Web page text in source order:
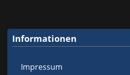
Informationen
Impressum